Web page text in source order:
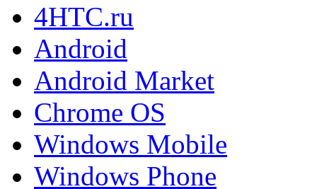
4HTC.ru
Android
Android Market
Chrome OS
Windows Mobile
Windows Phone